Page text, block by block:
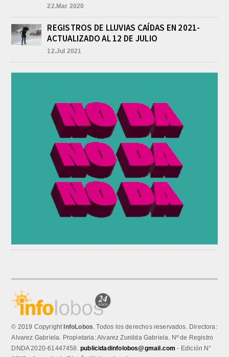
Esta tarde fueron requeridos los
Bomberos Voluntarios, debido al
incendio declarado en la vivienda de
22.Mar 2020
REGISTROS DE LLUVIAS CAÍDAS EN 2021-
ACTUALIZADO AL 12 DE JULIO
12.Jul 2021
© 2019 Copyright InfoLobos. Todos los derechos reservados. Directora:
Alvarez Gabriela. Propietaria: Alvarez Zunilda Gabriela. Nº de Registro
DNDA 2020-61447458.publicidadinfolobos@gmail.com - Edición N°